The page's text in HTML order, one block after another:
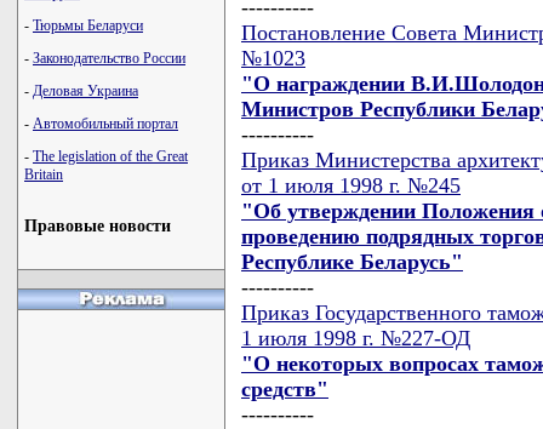
- Тюрьмы Беларуси
- Законодательство России
- Деловая Украина
- Автомобильный портал
- The legislation of the Great
Britain
Правовые новости
----------
Постановление Совета
№1023
"О награждении
Министров Республики
----------
Приказ Министерства
от 1 июля 1998 г. №245
"Об утверждении Положения
проведению подрядных
Республике Беларусь"
----------
Приказ Государственного
1 июля 1998 г. №227-ОД
"О некоторых вопросах
средств"
----------